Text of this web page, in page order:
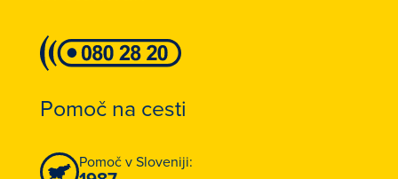
Pomoč na cesti
Pomoč v Sloveniji: